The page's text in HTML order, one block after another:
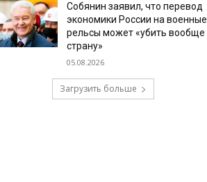
Собянин заявил, что перевод
экономики России на военные
рельсы может «убить вообще
страну»
05.08.2026
Загрузить больше